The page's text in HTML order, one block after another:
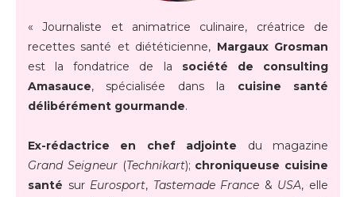
« Journaliste et animatrice culinaire, créatrice de
recettes santé et diététicienne, Margaux Grosman
est la fondatrice de la société de consulting
Amasauce, spécialisée dans la cuisine santé
délibérément gourmande.
Ex-rédactrice en chef adjointe du magazine
Grand Seigneur(Technikart); chroniqueuse cuisine
santé sur Eurosport, Tastemade France & USA, elle